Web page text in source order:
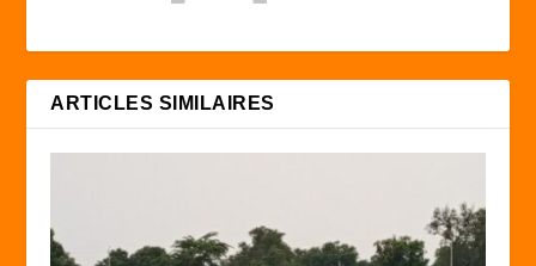
ARTICLES SIMILAIRES